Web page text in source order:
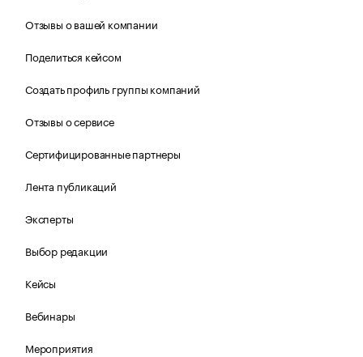
Отзывы о вашей компании
Поделиться кейсом
Создать профиль группы компаний
Отзывы о сервисе
Сертифицированные партнеры
Лента публикаций
Эксперты
Выбор редакции
Кейсы
Вебинары
Мероприятия